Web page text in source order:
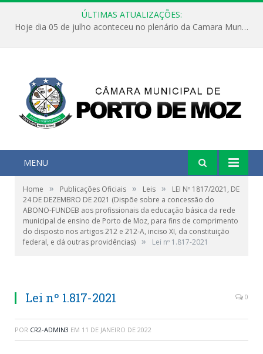
ÚLTIMAS ATUALIZAÇÕES:
Hoje dia 05 de julho aconteceu no plenário da Camara Municipal de Porto de Moz a Sessão Solene de Abertura dos Trabalhos Legislativos 2º Período da 23ª Legislatura
MENU
Home » Publicações Oficiais » Leis »
LEI Nº 1817/2021, DE
24 DE DEZEMBRO DE 2021 (Dispõe sobre a concessão do
ABONO-FUNDEB aos profissionais da educação básica da rede
municipal de ensino de Porto de Moz, para fins de comprimento
do disposto nos artigos 212 e 212-A, inciso XI, da constituição
federal, e dá outras providências) » Lei nº 1.817-2021
Lei nº 1.817-2021 0
POR CR2-ADMIN3 EM 11 DE JANEIRO DE 2022